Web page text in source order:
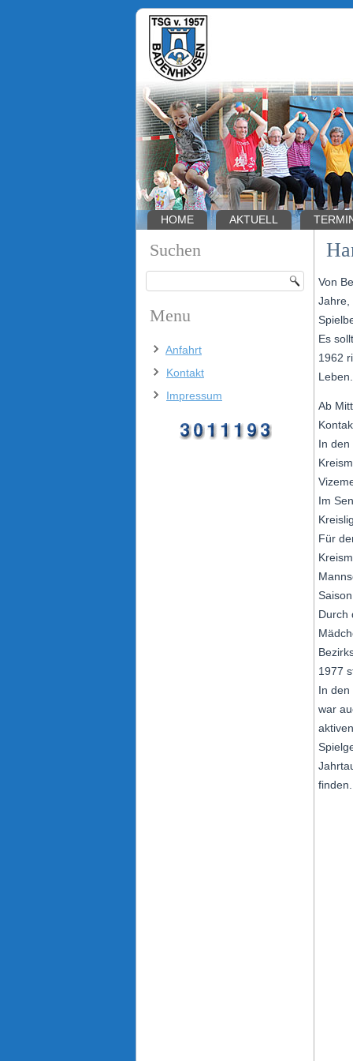
HOME AKTUELL
Suchen
Menu
Anfahrt
Kontakt
Impressum
Von
Jahre,
Es
1962
Ab
In den
Im
Für
Durch
1977
In den
war
finden.